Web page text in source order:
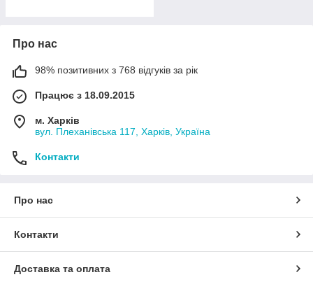
Про нас
98% позитивних з 768 відгуків за рік
Працює з 18.09.2015
м. Харків
вул. Плеханівська 117, Харків, Україна
Контакти
Про нас
Контакти
Доставка та оплата